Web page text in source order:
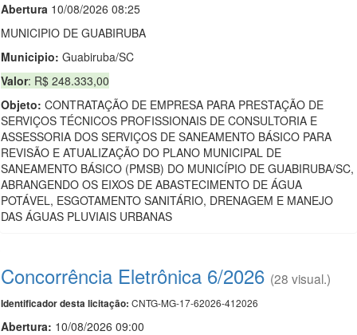
Abertura 10/08/2026 08:25
MUNICIPIO DE GUABIRUBA
Municipio: Guabiruba/SC
Valor: R$ 248.333,00
Objeto: CONTRATAÇÃO DE EMPRESA PARA PRESTAÇÃO DE
SERVIÇOS TÉCNICOS PROFISSIONAIS DE CONSULTORIA E
ASSESSORIA DOS SERVIÇOS DE SANEAMENTO BÁSICO PARA
REVISÃO E ATUALIZAÇÃO DO PLANO MUNICIPAL DE
SANEAMENTO BÁSICO (PMSB) DO MUNICÍPIO DE GUABIRUBA/SC,
ABRANGENDO OS EIXOS DE ABASTECIMENTO DE ÁGUA
POTÁVEL, ESGOTAMENTO SANITÁRIO, DRENAGEM E MANEJO
DAS ÁGUAS PLUVIAIS URBANAS
Concorrência Eletrônica 6/2026 (28 visual.)
Identificador desta licitação: CNTG-MG-17-62026-412026
Abertura: 10/08/2026 09:00